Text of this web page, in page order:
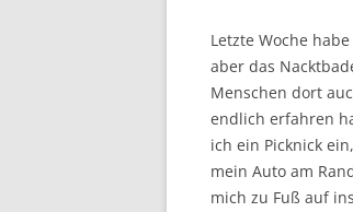
Letzte Woche
aber das
Menschen dort
endlich erfahren
ich ein Picknick
mein Auto am
mich zu Fuß auf